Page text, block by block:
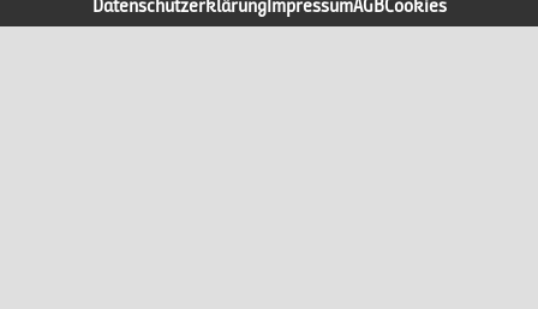
DatenschutzerklärungImpressumAGBCookies